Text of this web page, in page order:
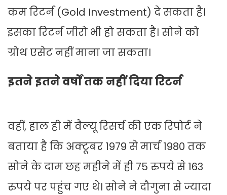
कम रिटर्न (Gold Investment) दे सकता है।
इसका रिटर्न जीरो भी हो सकता है। सोने को
ग्रोथ एसेट नहीं माना जा सकता।
इतने इतने वर्षों तक नहीं दिया रिटर्न
वहीं, हाल ही में वैल्यू रिसर्च की एक रिपोर्ट ने
बताया है कि अक्टूबर 1979 से मार्च 1980 तक
सोने के दाम छह महीने में ही 75 रुपये से 163
रुपये पर पहुंच गए थे। सोने ने दौगुना से ज्यादा